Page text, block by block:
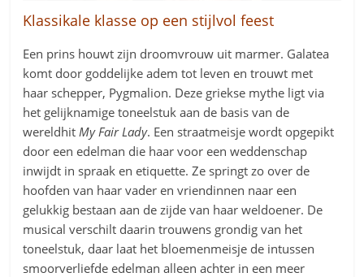
Klassikale klasse op een stijlvol feest
Een prins houwt zijn droomvrouw uit marmer. Galatea
komt door goddelijke adem tot leven en trouwt met
haar schepper, Pygmalion. Deze griekse mythe ligt via
het gelijknamige toneelstuk aan de basis van de
wereldhit My Fair Lady. Een straatmeisje wordt opgepikt
door een edelman die haar voor een weddenschap
inwijdt in spraak en etiquette. Ze springt zo over de
hoofden van haar vader en vriendinnen naar een
gelukkig bestaan aan de zijde van haar weldoener. De
musical verschilt daarin trouwens grondig van het
toneelstuk, daar laat het bloemenmeisje de intussen
smoorverliefde edelman alleen achter in een meer